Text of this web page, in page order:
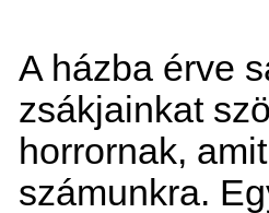
A házba érve
zsákjainkat
horrornak,
számunkra.